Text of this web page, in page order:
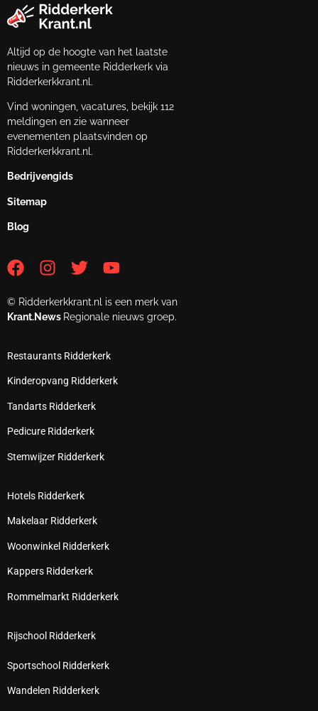
Altijd op de hoogte van het laatste
nieuws in gemeente Ridderkerk via
Ridderkerkkrant.nl.
Vind woningen, vacatures, bekijk 112
meldingen en zie wanneer
evenementen plaatsvinden op
Ridderkerkkrant.nl.
Bedrijvengids
Sitemap
Blog
© Ridderkerkkrant.nl is een merk van
Krant.News Regionale nieuws groep.
Restaurants Ridderkerk
Kinderopvang Ridderkerk
Tandarts Ridderkerk
Pedicure Ridderkerk
Stemwijzer Ridderkerk
Hotels Ridderkerk
Makelaar Ridderkerk
Woonwinkel Ridderkerk
Kappers Ridderkerk
Rommelmarkt Ridderkerk
Rijschool Ridderkerk
Sportschool Ridderkerk
Wandelen Ridderkerk